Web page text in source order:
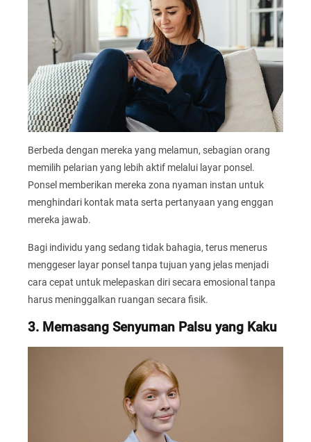
Berbeda dengan mereka yang melamun, sebagian orang
memilih pelarian yang lebih aktif melalui layar ponsel.
Ponsel memberikan mereka zona nyaman instan untuk
menghindari kontak mata serta pertanyaan yang enggan
mereka jawab.
Bagi individu yang sedang tidak bahagia, terus menerus
menggeser layar ponsel tanpa tujuan yang jelas menjadi
cara cepat untuk melepaskan diri secara emosional tanpa
harus meninggalkan ruangan secara fisik.
3. Memasang Senyuman Palsu yang Kaku